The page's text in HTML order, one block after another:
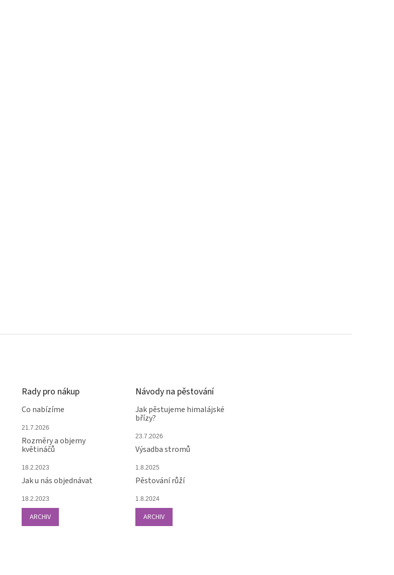
Rady pro nákup
Co nabízíme
21.7.2026
Rozměry a objemy
květináčů
18.2.2023
Jak u nás objednávat
18.2.2023
ARCHIV
Návody na pěstování
Jak pěstujeme himalájské
břízy?
23.7.2026
Výsadba stromů
1.8.2025
Pěstování růží
1.8.2024
ARCHIV